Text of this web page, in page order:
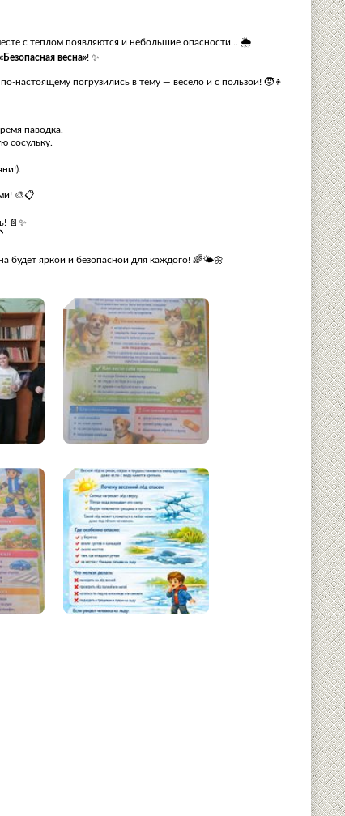
с теплом появляются и небольшие опасности… 🌦️
«Безопасная весна»! ✨
погрузились в тему — весело и с пользой! 🧒👦
паводка.
сосульку.
🎨📋
📄✨
будет яркой и безопасной для каждого! 🌈🌤️🌼